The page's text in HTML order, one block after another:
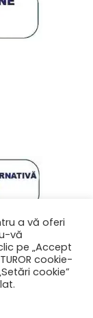
a vă oferi
vă
pe „Accept
cookie-
cookie”